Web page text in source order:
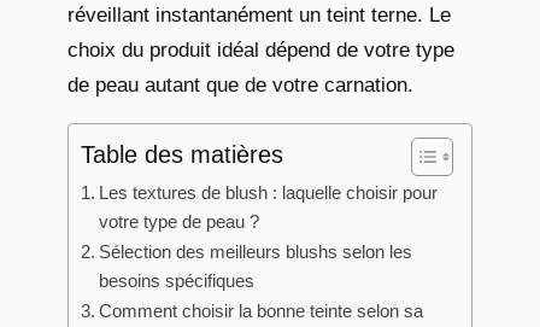
réveillant instantanément un teint terne. Le
choix du produit idéal dépend de votre type
de peau autant que de votre carnation.
Table des matières
Les textures de blush : laquelle choisir pour
votre type de peau ?
Sélection des meilleurs blushs selon les
besoins spécifiques
Comment choisir la bonne teinte selon sa